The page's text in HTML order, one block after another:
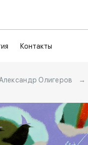
Контакты
Олигеров →